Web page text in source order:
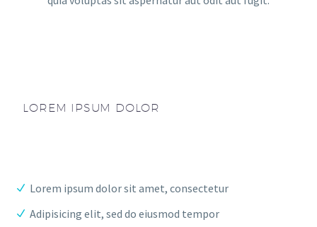
LOREM IPSUM DOLOR
Lorem ipsum dolor sit amet, consectetur
Adipisicing elit, sed do eiusmod tempor